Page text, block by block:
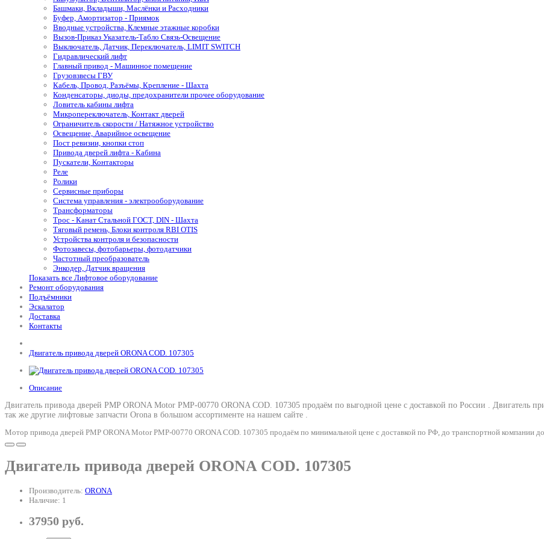
Башмаки, Вкладыши, Маслёнки и Расходники
Буфер, Амортизатор - Приямок
Вводные устройства, Клемные этажные коробки
Вызов-Приказ Указатель-Табло Связь-Освещение
Выключатель, Датчик, Переключатель, LIMIT SWITCH
Гидравлический лифт
Главный привод - Машинное помещение
Грузовзвесы ГВУ
Кабель, Провод, Разъёмы, Крепление - Шахта
Конденсаторы, диоды, предохранители прочее оборудование
Ловитель кабины лифта
Микропереключатель, Контакт дверей
Ограничитель скорости / Натяжное устройство
Освещение, Аварийное освещение
Пост ревизии, кнопки стоп
Привода дверей лифта - Кабина
Пускатели, Контакторы
Реле
Ролики
Сервисные приборы
Система управления - электрооборудование
Трансформаторы
Трос - Канат Стальной ГОСТ, DIN - Шахта
Тяговый ремень, Блоки контроля RBI OTIS
Устройства контроля и безопасности
Фотозавесы, фотобарьеры, фотодатчики
Частотный преобразователь
Энкодер, Датчик вращения
Показать все Лифтовое оборудование
Ремонт оборудования
Подъёмники
Эскалатор
Доставка
Контакты
Двигатель привода дверей ORONA COD. 107305
Описание
Двигатель привода дверей PMP ORONA Motor PMP-00770 ORONA COD. 107305 продаём по выгодной цене с доставкой по России . Двигатель
так же другие лифтовые запчасти Orona в большом ассортименте на нашем сайте .
Мотор привода дверей PMP ORONA Motor PMP-00770 ORONA COD. 107305 продаём по минимальной цене с доставкой по РФ, до транспортной компании
Двигатель привода дверей ORONA COD. 107305
Производитель: ORONA
Наличие: 1
37950 руб.